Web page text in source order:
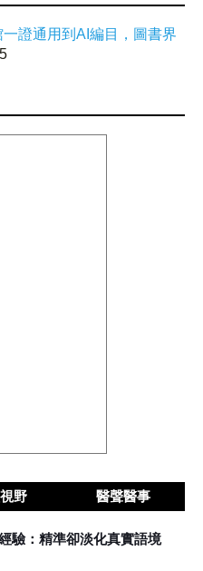
證通用到AI編目，圖書界
野 醫聲醫事
驗：精準卻淡化真實語境